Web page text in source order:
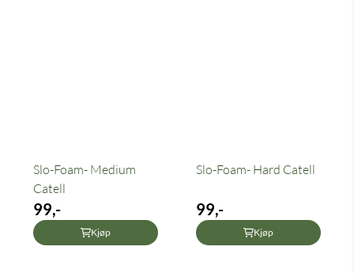
Slo-Foam- Medium
Catell
99,-
Kjøp
Slo-Foam- Hard Catell
99,-
Kjøp